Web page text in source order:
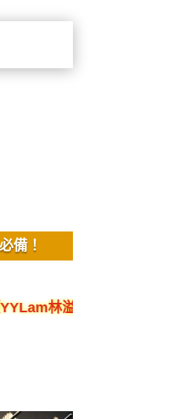
備！
溢欣DSE中文作文議論文